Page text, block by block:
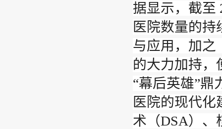
据显示，截至
医院数量的
与应用，加之
的大力加持，
“幕后英雄”鼎
医院的现代
术（DSA）、